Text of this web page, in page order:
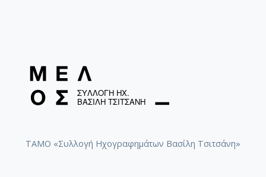
ΤΑΜΟ «Συλλογή Ηχογραφημάτων Βασίλη Τσιτσάνη»